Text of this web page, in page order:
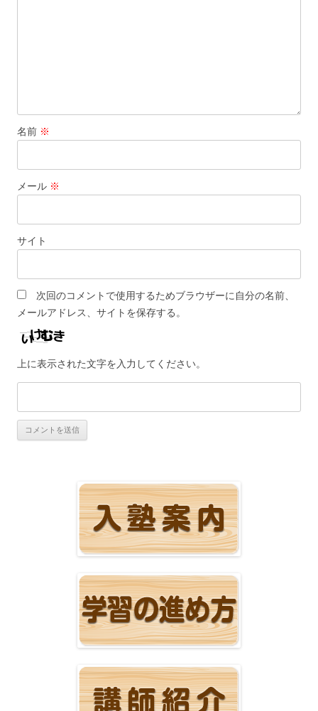
名前 ※
メール ※
サイト
次回のコメントで使用するためブラウザーに自分の名前、
メールアドレス、サイトを保存する。
上に表示された文字を入力してください。